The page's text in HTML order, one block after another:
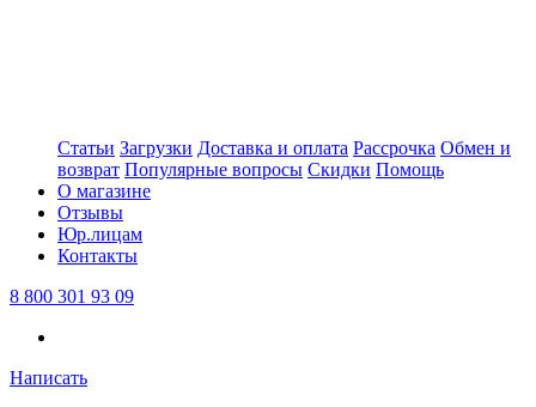
Статьи Загрузки Доставка и оплата Рассрочка Обмен и
возврат Популярные вопросы Скидки Помощь
О магазине
Отзывы
Юр.лицам
Контакты
8 800 301 93 09
Написать